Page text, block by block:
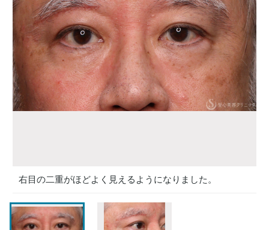
右目の二重がほどよく見えるようになりました。